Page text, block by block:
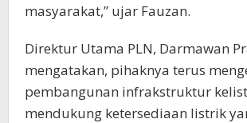
masyarakat,” ujar Fauzan.
Direktur Utama PLN, Darmawan
mengatakan, pihaknya terus
pembangunan infrakstruktur
mendukung ketersediaan listrik